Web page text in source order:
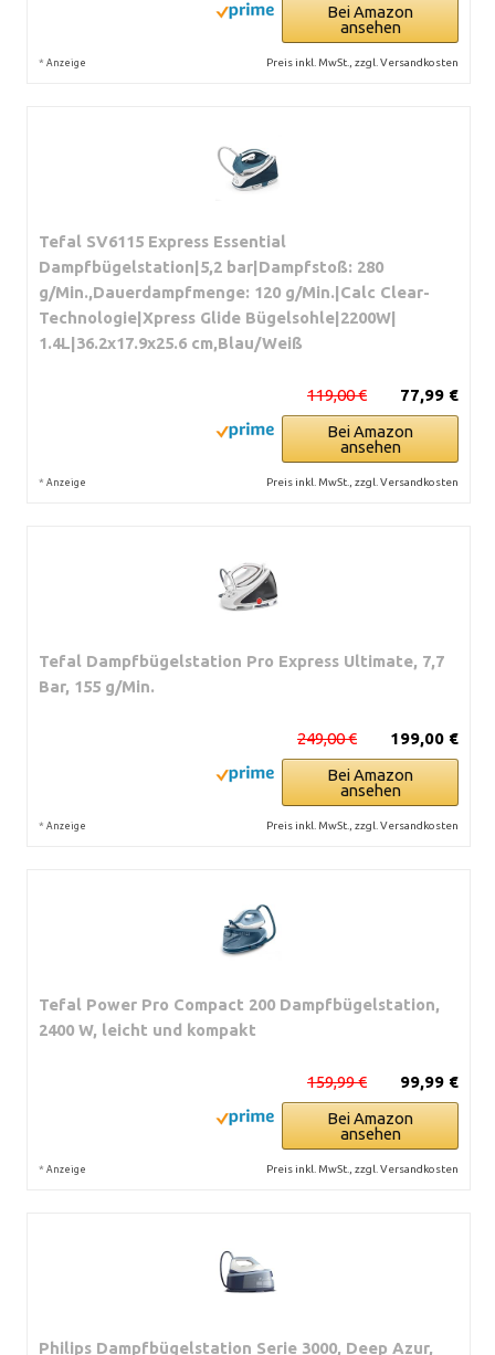
Bei Amazon
ansehen
* Anzeige Preis inkl. MwSt., zzgl. Versandkosten
Tefal SV6115 Express Essential
Dampfbügelstation|5,2 bar|Dampfstoß: 280
g/Min.,Dauerdampfmenge: 120 g/Min.|Calc Clear-
Technologie|Xpress Glide Bügelsohle|2200W|
1.4L|36.2x17.9x25.6 cm,Blau/Weiß
77,99 €
119,00 €
Bei Amazon
ansehen
* Anzeige Preis inkl. MwSt., zzgl. Versandkosten
Tefal Dampfbügelstation Pro Express Ultimate, 7,7
Bar, 155 g/Min.
199,00 €
249,00 €
Bei Amazon
ansehen
* Anzeige Preis inkl. MwSt., zzgl. Versandkosten
Tefal Power Pro Compact 200 Dampfbügelstation,
2400 W, leicht und kompakt
99,99 €
159,99 €
Bei Amazon
ansehen
* Anzeige Preis inkl. MwSt., zzgl. Versandkosten
Philips Dampfbügelstation Serie 3000, Deep Azur,